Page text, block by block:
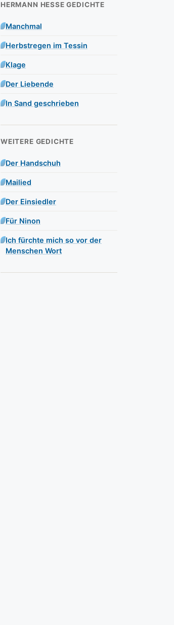
HERMANN HESSE GEDICHTE
Manchmal
Herbstregen im Tessin
Klage
Der Liebende
In Sand geschrieben
WEITERE GEDICHTE
Der Handschuh
Mailied
Der Einsiedler
Für Ninon
Ich fürchte mich so vor der
Menschen Wort